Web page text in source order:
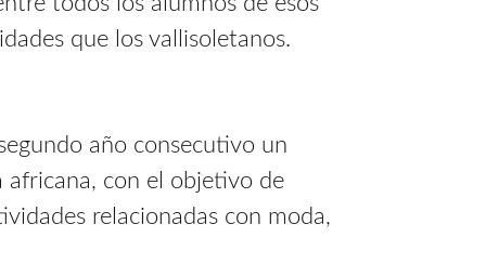
que los vallisoletanos.
año consecutivo un
africana, con el objetivo de
relacionadas con moda,